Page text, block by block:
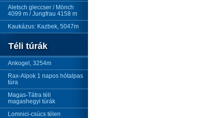
Aletsch gleccser / Mönch
4099 m / Jungfrau 4158 m
Kaukázus: Kazbek, 5047m
Téli túrák
Ankogel, 3254m
Rax-Alpok 1 napos hótalpas
túra
Magas-Tátra téli
magashegyi túrák
Lomnici-csúcs télen